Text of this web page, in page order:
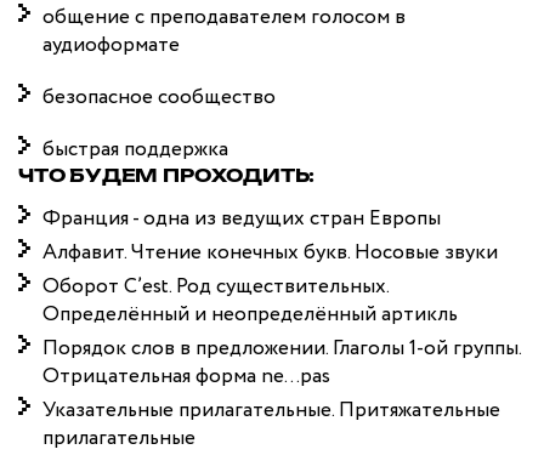
общение с преподавателем голосом в
аудиоформате
безопасное сообщество
быстрая поддержка
ЧТО БУДЕМ ПРОХОДИТЬ:
Франция - одна из ведущих стран Европы
Алфавит. Чтение конечных букв. Носовые звуки
Оборот C’est. Род существительных.
Определённый и неопределённый артикль
Порядок слов в предложении. Глаголы 1-ой группы.
Отрицательная форма ne…pas
Указательные прилагательные. Притяжательные
прилагательные